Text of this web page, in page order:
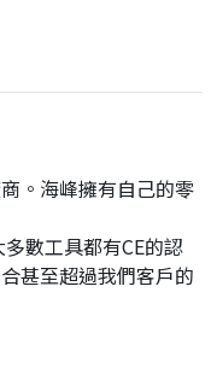
。海峰擁有自己的零
數工具都有CE的認
甚至超過我們客戶的